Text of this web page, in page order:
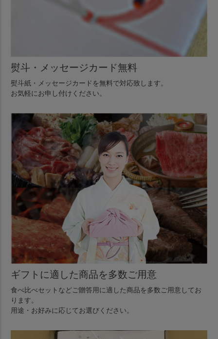
熨斗・メッセージカード無料
熨斗紙・メッセージカードを無料で対応致します。
お気軽にお申し付けください。
ギフトに適した商品を多数ご用意
食べ比べセットなどご贈答用に適した商品を多数ご用意してお
ります。
用途・お好みに応じてお選びください。